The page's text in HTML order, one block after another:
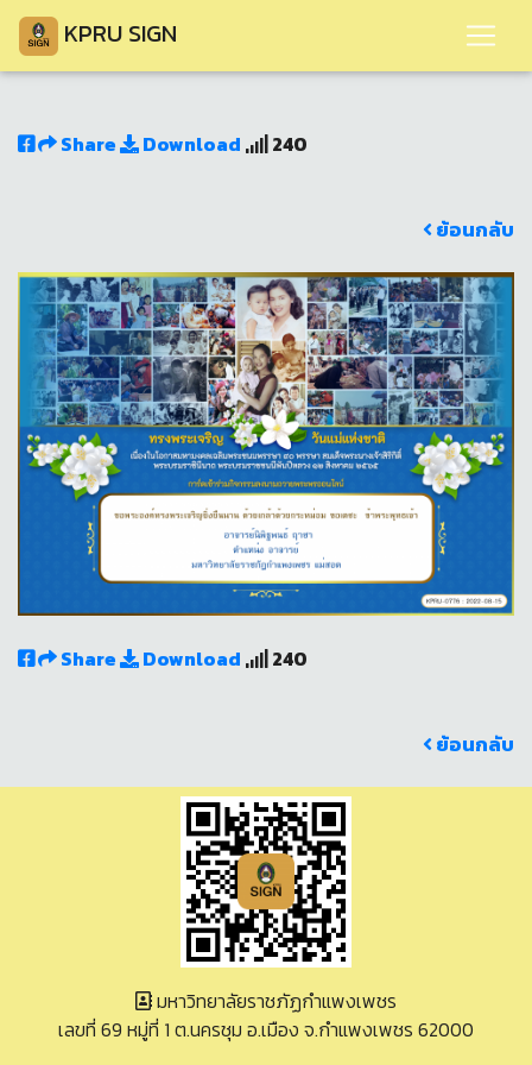
KPRU SIGN
Share Download 240
ย้อนกลับ
Share Download 240
ย้อนกลับ
มหาวิทยาลัยราชภัฏกำแพงเพชร
เลขที่ 69 หมู่ที่ 1 ต.นครชุม อ.เมือง จ.กำแพงเพชร 62000